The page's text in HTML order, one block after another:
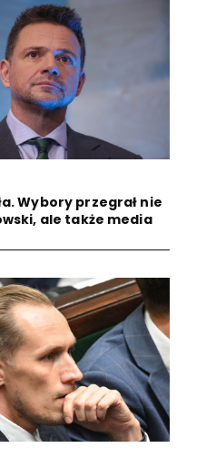
Wybory przegrał nie
ale także media